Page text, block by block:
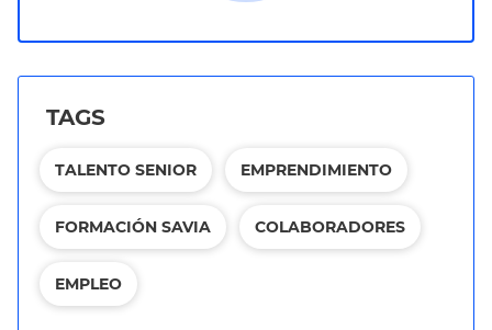
TAGS
TALENTO SENIOR EMPRENDIMIENTO
FORMACIÓN SAVIA COLABORADORES
EMPLEO